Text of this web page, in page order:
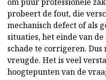
probeert de fout, die
mechanisch defect of als
situaties, het einde van
schade te corrigeren.
vreugde. Het is veel
hoogtepunten van de